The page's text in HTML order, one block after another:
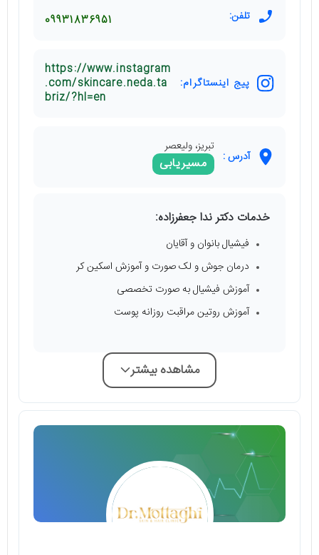
تلفن: 09931836951
پیج اینستاگرام:
https://www.instagram
.com/skincare.neda.ta
briz/?hl=en
آدرس :
تبریز، ولیعصر
مسیریابی
خدمات دکتر ندا جعفرزاده:
فیشیال بانوان و آقایان
درمان جوش و لک صورت و آموزش اسکین کر
آموزش فیشیال به صورت تخصصی
آموزش روتین مراقبت روزانه پوست
مشاهده بیشتر